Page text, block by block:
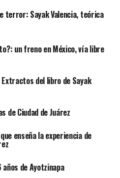
terror: Sayak Valencia, teórica
un freno en México, vía libre
del libro de Sayak
de Ciudad de Juárez
enseña la experiencia de
de Ayotzinapa